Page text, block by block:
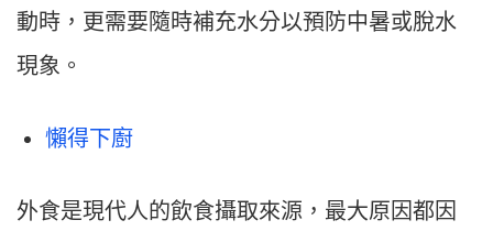
動時，更需要隨時補充水分以預防中暑或脫水
現象。
懶得下廚
外食是現代人的飲食攝取來源，最大原因都因